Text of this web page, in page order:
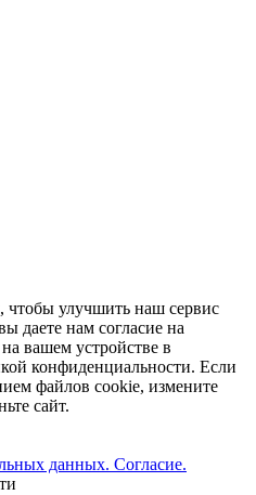
улучшить наш сервис
даете нам согласие на
вашем устройстве в
конфиденциальности. Если
файлов cookie, измените
сайт.
данных. Согласие.